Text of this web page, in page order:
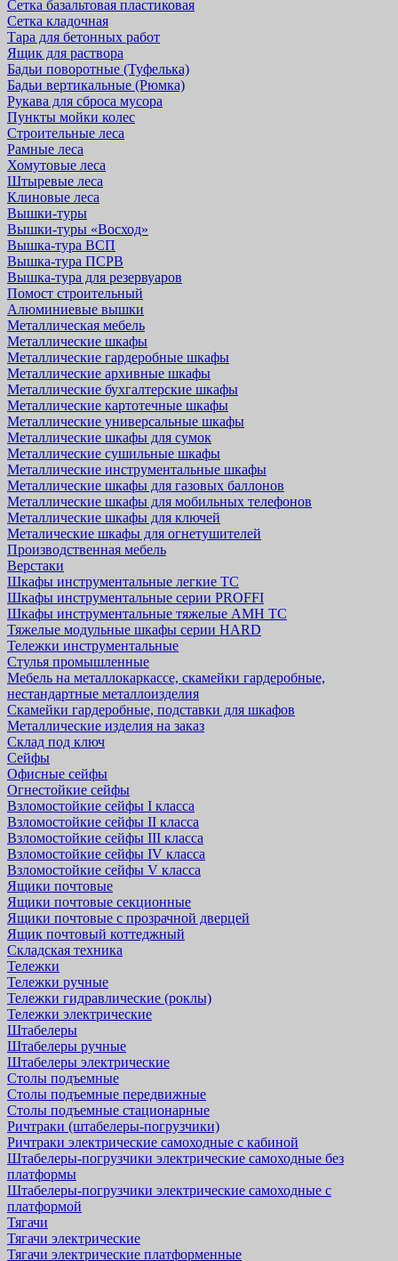
Сетка базальтовая пластиковая
Сетка кладочная
Тара для бетонных работ
Ящик для раствора
Бадьи поворотные (Туфелька)
Бадьи вертикальные (Рюмка)
Рукава для сброса мусора
Пункты мойки колес
Строительные леса
Рамные леса
Хомутовые леса
Штыревые леса
Клиновые леса
Вышки-туры
Вышки-туры «Восход»
Вышка-тура ВСП
Вышка-тура ПСРВ
Вышка-тура для резервуаров
Помост строительный
Алюминиевые вышки
Металлическая мебель
Металлические шкафы
Металлические гардеробные шкафы
Металлические архивные шкафы
Металлические бухгалтерские шкафы
Металлические картотечные шкафы
Металлические универсальные шкафы
Металлические шкафы для сумок
Металлические сушильные шкафы
Металлические инструментальные шкафы
Металлические шкафы для газовых баллонов
Металлические шкафы для мобильных телефонов
Металлические шкафы для ключей
Металические шкафы для огнетушителей
Производственная мебель
Верстаки
Шкафы инструментальные легкие ТС
Шкафы инструментальные серии PROFFI
Шкафы инструментальные тяжелые AMH TC
Тяжелые модульные шкафы серии HARD
Тележки инструментальные
Стулья промышленные
Мебель на металлокаркассе, скамейки гардеробные,
нестандартные металлоизделия
Скамейки гардеробные, подставки для шкафов
Металлические изделия на заказ
Склад под ключ
Сейфы
Офисные сейфы
Огнестойкие сейфы
Взломостойкие сейфы I класса
Взломостойкие сейфы II класса
Взломостойкие сейфы III класса
Взломостойкие сейфы IV класса
Взломостойкие сейфы V класса
Ящики почтовые
Ящики почтовые секционные
Ящики почтовые с прозрачной дверцей
Ящик почтовый коттеджный
Складская техника
Тележки
Тележки ручные
Тележки гидравлические (роклы)
Тележки электрические
Штабелеры
Штабелеры ручные
Штабелеры электрические
Столы подъемные
Столы подъемные передвижные
Столы подъемные стационарные
Ричтраки (штабелеры-погрузчики)
Ричтраки электрические самоходные с кабиной
Штабелеры-погрузчики электрические самоходные без
платформы
Штабелеры-погрузчики электрические самоходные с
платформой
Тягачи
Тягачи электрические
Тягачи электрические платформенные